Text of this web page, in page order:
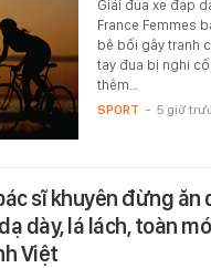
Giải đua xe đạp
France Femmes
bê bối gây tranh
tay đua bị nghi
thêm…
SPORT - 5 giờ
sĩ khuyên đừng ăn
dày, lá lách, toàn
Việt